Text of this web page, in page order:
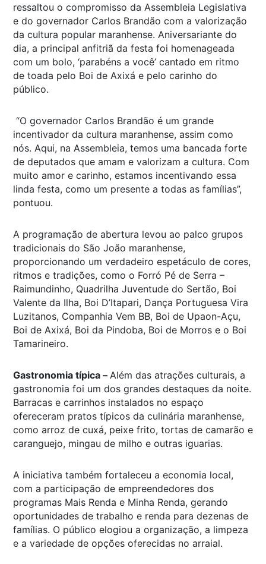
ressaltou o compromisso da Assembleia Legislativa
e do governador Carlos Brandão com a valorização
da cultura popular maranhense. Aniversariante do
dia, a principal anfitriã da festa foi homenageada
com um bolo, ‘parabéns a você’ cantado em ritmo
de toada pelo Boi de Axixá e pelo carinho do
público.
“O governador Carlos Brandão é um grande
incentivador da cultura maranhense, assim como
nós. Aqui, na Assembleia, temos uma bancada forte
de deputados que amam e valorizam a cultura. Com
muito amor e carinho, estamos incentivando essa
linda festa, como um presente a todas as famílias”,
pontuou.
A programação de abertura levou ao palco grupos
tradicionais do São João maranhense,
proporcionando um verdadeiro espetáculo de cores,
ritmos e tradições, como o Forró Pé de Serra –
Raimundinho, Quadrilha Juventude do Sertão, Boi
Valente da Ilha, Boi D’Itapari, Dança Portuguesa Vira
Luzitanos, Companhia Vem BB, Boi de Upaon-Açu,
Boi de Axixá, Boi da Pindoba, Boi de Morros e o Boi
Tamarineiro.
Gastronomia típica – Além das atrações culturais, a
gastronomia foi um dos grandes destaques da noite.
Barracas e carrinhos instalados no espaço
ofereceram pratos típicos da culinária maranhense,
como arroz de cuxá, peixe frito, tortas de camarão e
caranguejo, mingau de milho e outras iguarias.
A iniciativa também fortaleceu a economia local,
com a participação de empreendedores dos
programas Mais Renda e Minha Renda, gerando
oportunidades de trabalho e renda para dezenas de
famílias. O público elogiou a organização, a limpeza
e a variedade de opções oferecidas no arraial.